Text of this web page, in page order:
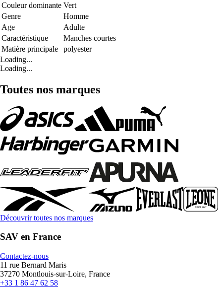
Couleur dominante Vert
Genre
Homme
Age
Adulte
Caractéristique
Manches courtes
Matière principale
polyester
Loading...
Loading...
Toutes nos marques
Découvrir toutes nos marques
SAV en France
Contactez-nous
11 rue Bernard Maris
37270 Montlouis-sur-Loire, France
+33 1 86 47 62 58